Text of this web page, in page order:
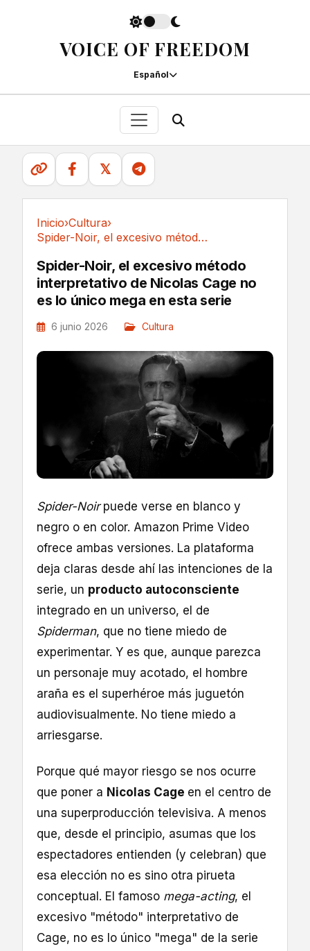
VOICE OF FREEDOM
Español
𝕏
Inicio›Cultura›
Spider-Noir, el excesivo método interpretativo...
Spider-Noir, el excesivo método
interpretativo de Nicolas Cage no
es lo único mega en esta serie
6 junio 2026 Cultura
Spider-Noirpuede verse en blanco y
negro o en color. Amazon Prime Video
ofrece ambas versiones. La plataforma
deja claras desde ahí las intenciones de la
serie, un producto autoconsciente
integrado en un universo, el de
Spiderman, que no tiene miedo de
experimentar. Y es que, aunque parezca
un personaje muy acotado, el hombre
araña es el superhéroe más juguetón
audiovisualmente. No tiene miedo a
arriesgarse.
Porque qué mayor riesgo se nos ocurre
que poner a Nicolas Cage en el centro de
una superproducción televisiva. A menos
que, desde el principio, asumas que los
espectadores entienden (y celebran) que
esa elección no es sino otra pirueta
conceptual. El famoso mega-acting, el
excesivo "método" interpretativo de
Cage, no es lo único "mega" de la serie